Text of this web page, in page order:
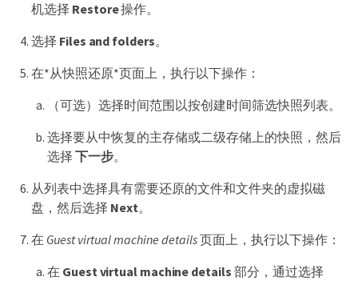
机选择 Restore操作。
选择 Files and folders。
在*从快照还原*页面上，执行以下操作：
（可选）选择时间范围以按创建时间筛选快照列表。
选择要从中恢复的主存储或二级存储上的快照，然后
选择 下一步。
从列表中选择具有需要还原的文件和文件夹的虚拟磁
盘，然后选择 Next。
在 Guest virtual machine details页面上，执行以下操作：
在 Guest virtual machine details 部分，通过选择